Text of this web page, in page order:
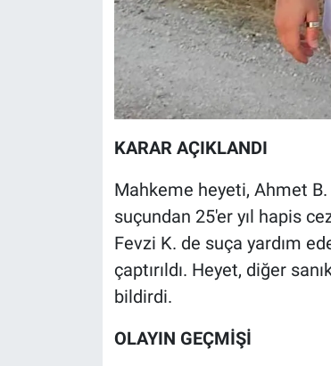
KARAR AÇIKLANDI
Mahkeme heyeti, Ahmet
suçundan 25'er yıl hapis
Fevzi K. de suça yardım
çaptırıldı. Heyet, diğer
bildirdi.
OLAYIN GEÇMİŞİ